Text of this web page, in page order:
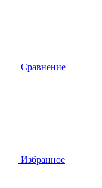
Сравнение
Избранное